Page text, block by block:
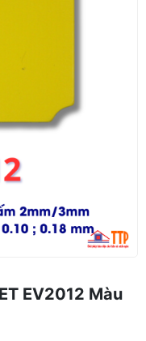
EV2012 Màu